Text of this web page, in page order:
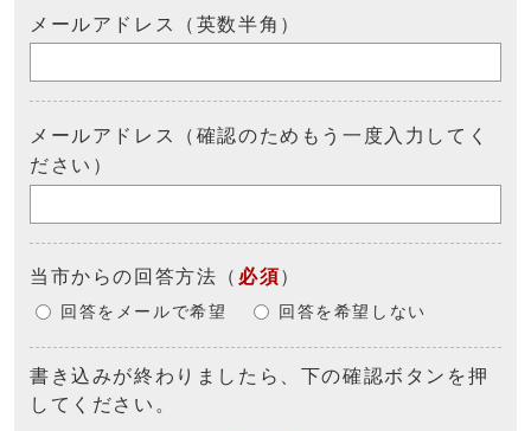
メールアドレス（英数半角）
メールアドレス（確認のためもう一度入力してく
ださい）
当市からの回答方法 （ 必須）
回答をメールで希望 回答を希望しない
書き込みが終わりましたら、下の確認ボタンを押
してください。